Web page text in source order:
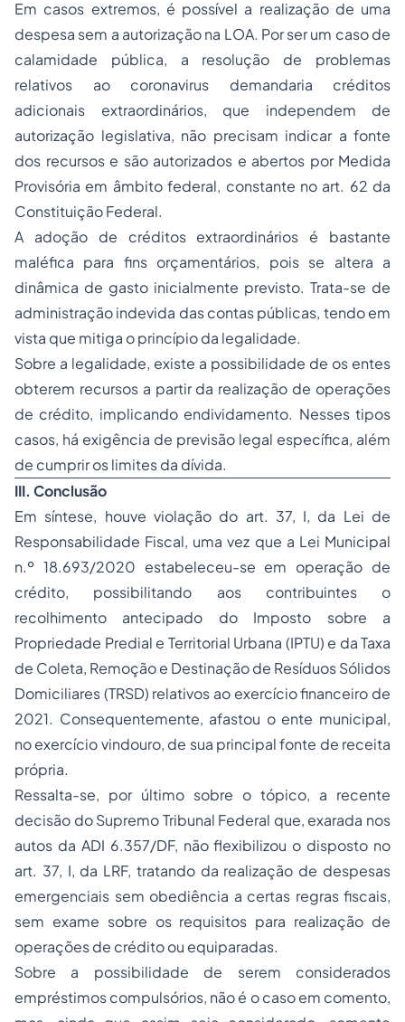
Em casos extremos, é possível a realização de uma
despesa sem a autorização na LOA. Por ser um caso de
calamidade pública, a resolução de problemas
relativos ao coronavirus demandaria créditos
adicionais extraordinários, que independem de
autorização legislativa, não precisam indicar a fonte
dos recursos e são autorizados e abertos por Medida
Provisória em âmbito federal, constante no art. 62 da
Constituição Federal.
A adoção de créditos extraordinários é bastante
maléfica para fins orçamentários, pois se altera a
dinâmica de gasto inicialmente previsto. Trata-se de
administração indevida das contas públicas, tendo em
vista que mitiga o princípio da legalidade.
Sobre a legalidade, existe a possibilidade de os entes
obterem recursos a partir da realização de operações
de crédito, implicando endividamento. Nesses tipos
casos, há exigência de previsão legal específica, além
de cumprir os limites da dívida.
III. Conclusão
Em síntese, houve violação do art. 37, I, da Lei de
Responsabilidade Fiscal, uma vez que a Lei Municipal
n.º 18.693/2020 estabeleceu-se em operação de
crédito, possibilitando aos contribuintes o
recolhimento antecipado do Imposto sobre a
Propriedade Predial e Territorial Urbana (IPTU) e da Taxa
de Coleta, Remoção e Destinação de Resíduos Sólidos
Domiciliares (TRSD) relativos ao exercício financeiro de
2021. Consequentemente, afastou o ente municipal,
no exercício vindouro, de sua principal fonte de receita
própria.
Ressalta-se, por último sobre o tópico, a recente
decisão do Supremo Tribunal Federal que, exarada nos
autos da ADI 6.357/DF, não flexibilizou o disposto no
art. 37, I, da LRF, tratando da realização de despesas
emergenciais sem obediência a certas regras fiscais,
sem exame sobre os requisitos para realização de
operações de crédito ou equiparadas.
Sobre a possibilidade de serem considerados
empréstimos compulsórios, não é o caso em comento,